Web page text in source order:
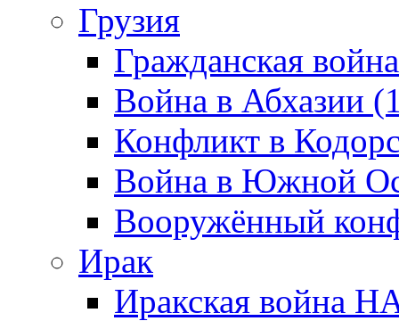
Грузия
Гражданская
Война в Абхазии
Конфликт в
Война в Южной
Вооружённый
Ирак
Иракская война